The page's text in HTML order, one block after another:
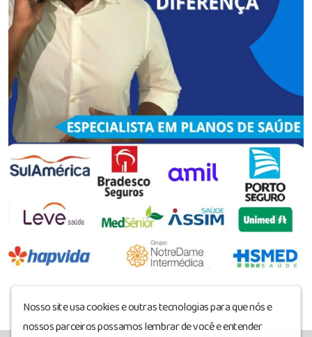
Nosso site usa cookies e outras tecnologias para que nós e
nossos parceiros possamos lembrar de você e entender